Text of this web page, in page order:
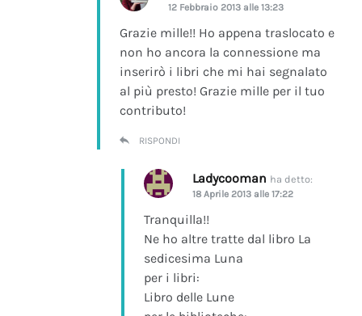
12 Febbraio 2013 alle 13:23
Grazie mille!! Ho appena traslocato e
non ho ancora la connessione ma
inserirò i libri che mi hai segnalato
al più presto! Grazie mille per il tuo
contributo!
RISPONDI
Ladycooman ha detto:
18 Aprile 2013 alle 17:22
Tranquilla!!
Ne ho altre tratte dal libro La
sedicesima Luna
per i libri:
Libro delle Lune